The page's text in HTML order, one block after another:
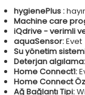
hygienePlus :hayır
Machine care
iQdrive - verimli
aquaSensor:Evet
Su yönetim
Deterjan algılama:
Home Connect1:
Home Connect
Ağ Bağlantı Tipi: